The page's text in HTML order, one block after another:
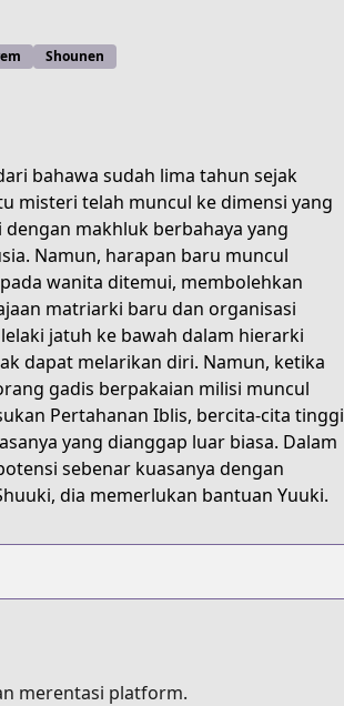
Shounen
bahawa sudah lima tahun sejak
misteri telah muncul ke dimensi yang
makhluk berbahaya yang
Namun, harapan baru muncul
wanita ditemui, membolehkan
matriarki baru dan organisasi
jatuh ke bawah dalam hierarki
dapat melarikan diri. Namun, ketika
gadis berpakaian milisi muncul
Pertahanan Iblis, bercita-cita tinggi
yang dianggap luar biasa. Dalam
sebenar kuasanya dengan
dia memerlukan bantuan Yuuki.
merentasi platform.